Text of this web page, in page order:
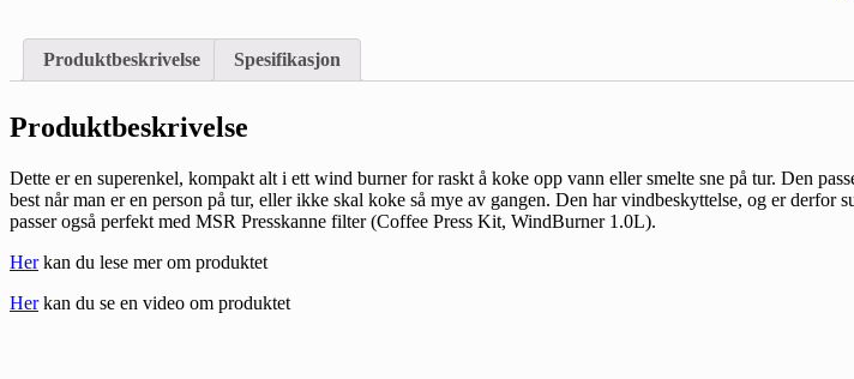
Produktbeskrivelse Spesifikasjon
Produktbeskrivelse
Dette er en superenkel, kompakt alt i ett wind burner for raskt å koke opp vann eller smelte sne på tur. Den
best når man er en person på tur, eller ikke skal koke så mye av gangen. Den har vindbeskyttelse, og er
passer også perfekt med MSR Presskanne filter (Coffee Press Kit, WindBurner 1.0L).
Herkan du lese mer om produktet
Herkan du se en video om produktet